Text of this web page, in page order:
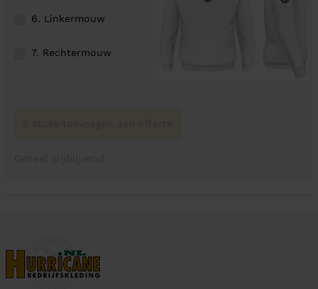
6. Linkermouw
7. Rechtermouw